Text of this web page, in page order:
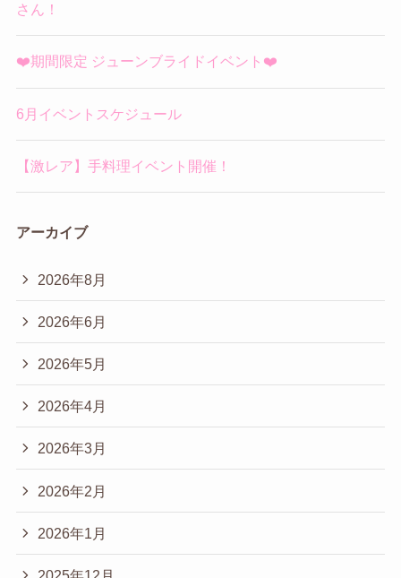
さん！
❤️期間限定 ジューンブライドイベント❤️
6月イベントスケジュール
【激レア】手料理イベント開催！
アーカイブ
2026年8月
2026年6月
2026年5月
2026年4月
2026年3月
2026年2月
2026年1月